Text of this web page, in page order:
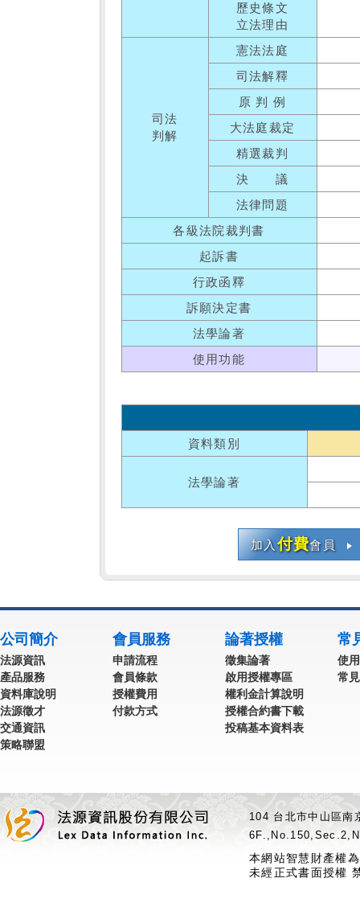
歷史條文
立法理由
司法
判解
憲法法庭
司法解釋
原 判 例
大法庭裁定
精選裁判
決 議
法律問題
各級法院裁判書
起訴書
行政函釋
訴願決定書
法學論著
使用功能
資料類別
法學論著
加入付費會員
公司簡介
法源資訊
產品服務
資料庫說明
法源徵才
交通資訊
策略聯盟
會員服務
申請流程
會員條款
授權費用
付款方式
論著授權
徵集論著
啟用授權專區
權利金計算說明
授權合約書下載
投稿基本資料表
常
使
常
104 台北市中山區
本網站智慧財產權
未經正式書面授權